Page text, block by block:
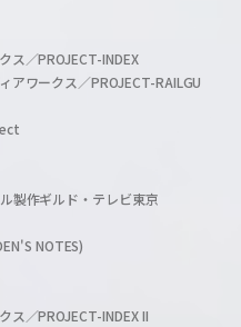
ス／PROJECT-INDEX
ワークス／PROJECT-RAILGU
製作ギルド・テレビ東京
NOTES)
／PROJECT-INDEX II